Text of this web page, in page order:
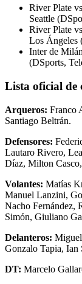
River Plate
Seattle
River Plate
Los Ángeles
Inter de
(DSports,
Lista oficial de
Arqueros: Franco
Santiago Beltrán.
Defensores:
Lautaro Rivero,
Díaz, Milton
Volantes: Matías
Manuel Lanzini,
Nacho Fernández,
Simón, Giuliano
Delanteros:
Gonzalo Tapia, Ian
DT: Marcelo